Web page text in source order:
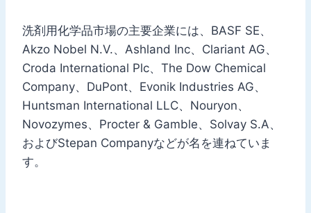
洗剤用化学品市場の主要企業には、BASF SE、
Akzo Nobel N.V.、Ashland Inc、Clariant AG、
Croda International Plc、The Dow Chemical
Company、DuPont、Evonik Industries AG、
Huntsman International LLC、Nouryon、
Novozymes、Procter & Gamble、Solvay S.A、
およびStepan Companyなどが名を連ねていま
す。